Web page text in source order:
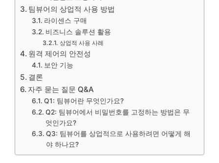
팀뷰어의 상업적 사용 방법
라이센스 구매
비즈니스 솔루션 활용
상업적 사용 사례
원격 제어의 안전성
보안 기능
결론
자주 묻는 질문 Q&A
Q1: 팀뷰어란 무엇인가요?
Q2: 팀뷰어에서 비밀번호를 고정하는 방법은 무
엇인가요?
Q3: 팀뷰어를 상업적으로 사용하려면 어떻게 해
야 하나요?